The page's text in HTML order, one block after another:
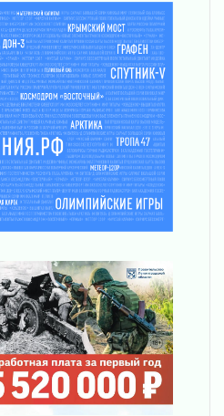
к газу за неделю в
района вошла в
«Семья года»
мусора
проект прогноза
развития региона
к новому учебному